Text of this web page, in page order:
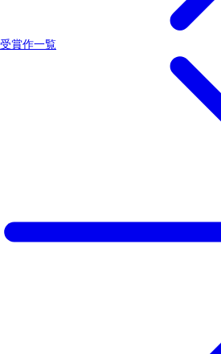
受賞作一覧